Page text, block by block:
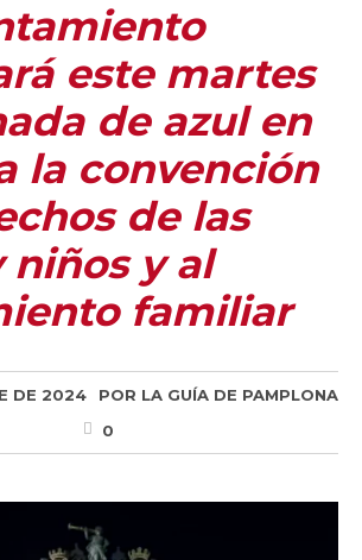
este martes
de azul en
la convención
de las
niños y al
familiar
DE 2024 POR LA GUÍA DE PAMPLONA
0